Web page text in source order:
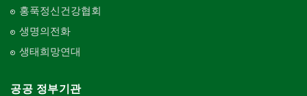
Church-7th Day Adventist
교회-씨 앤 엠에이
Church-C & MA
Church-Full Gospel
홍푹정신건강협회
생명의전화
생태희망연대
공공 정부기관